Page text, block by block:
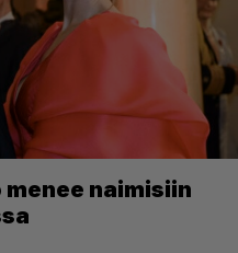
menee naimisiin